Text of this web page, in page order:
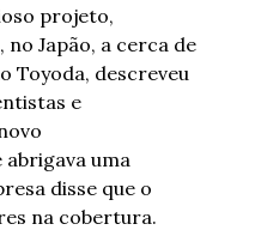
projeto,
Japão, a cerca de
Toyoda, descreveu
e
uma
disse que o
na cobertura.